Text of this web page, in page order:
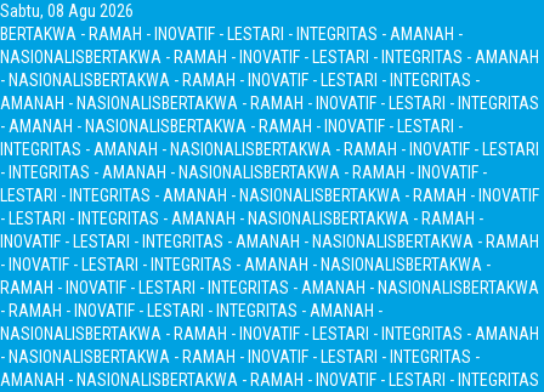
Sabtu, 08 Agu 2026
BERTAKWA - RAMAH - INOVATIF - LESTARI - INTEGRITAS - AMANAH -
NASIONALISBERTAKWA - RAMAH - INOVATIF - LESTARI - INTEGRITAS - AMANAH
- NASIONALISBERTAKWA - RAMAH - INOVATIF - LESTARI - INTEGRITAS -
AMANAH - NASIONALISBERTAKWA - RAMAH - INOVATIF - LESTARI - INTEGRITAS
- AMANAH - NASIONALISBERTAKWA - RAMAH - INOVATIF - LESTARI -
INTEGRITAS - AMANAH - NASIONALISBERTAKWA - RAMAH - INOVATIF - LESTARI
- INTEGRITAS - AMANAH - NASIONALISBERTAKWA - RAMAH - INOVATIF -
LESTARI - INTEGRITAS - AMANAH - NASIONALISBERTAKWA - RAMAH - INOVATIF
- LESTARI - INTEGRITAS - AMANAH - NASIONALISBERTAKWA - RAMAH -
INOVATIF - LESTARI - INTEGRITAS - AMANAH - NASIONALISBERTAKWA - RAMAH
- INOVATIF - LESTARI - INTEGRITAS - AMANAH - NASIONALISBERTAKWA -
RAMAH - INOVATIF - LESTARI - INTEGRITAS - AMANAH - NASIONALISBERTAKWA
- RAMAH - INOVATIF - LESTARI - INTEGRITAS - AMANAH -
NASIONALISBERTAKWA - RAMAH - INOVATIF - LESTARI - INTEGRITAS - AMANAH
- NASIONALISBERTAKWA - RAMAH - INOVATIF - LESTARI - INTEGRITAS -
AMANAH - NASIONALISBERTAKWA - RAMAH - INOVATIF - LESTARI - INTEGRITAS